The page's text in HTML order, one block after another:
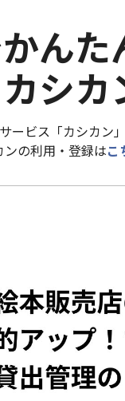
んた
カシカ
ービス「カシカン
ンの利用・登録はこ